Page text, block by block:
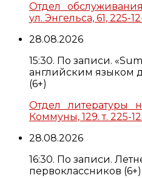
Отдел
ул. Энгельса, 61, 225-
28.08.2026
15:30. По записи.
английским языком
(6+)
Отдел литературы
Коммуны, 129. т. 225-
28.08.2026
16:30. По записи.
первоклассников (6+)